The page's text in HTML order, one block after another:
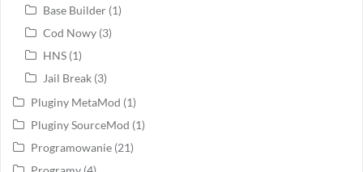
Base Builder (1)
Cod Nowy (3)
HNS (1)
Jail Break (3)
Pluginy MetaMod (1)
Pluginy SourceMod (1)
Programowanie (21)